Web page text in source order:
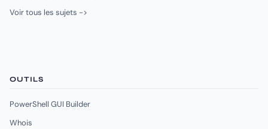
Voir tous les sujets ->
OUTILS
PowerShell GUI Builder
Whois